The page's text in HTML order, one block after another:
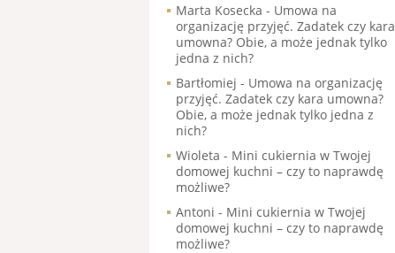
Marta Kosecka - Umowa na
organizację przyjęć. Zadatek czy kara
umowna? Obie, a może jednak tylko
jedna z nich?
Bartłomiej - Umowa na organizację
przyjęć. Zadatek czy kara umowna?
Obie, a może jednak tylko jedna z
nich?
Wioleta - Mini cukiernia w Twojej
domowej kuchni – czy to naprawdę
możliwe?
Antoni - Mini cukiernia w Twojej
domowej kuchni – czy to naprawdę
możliwe?